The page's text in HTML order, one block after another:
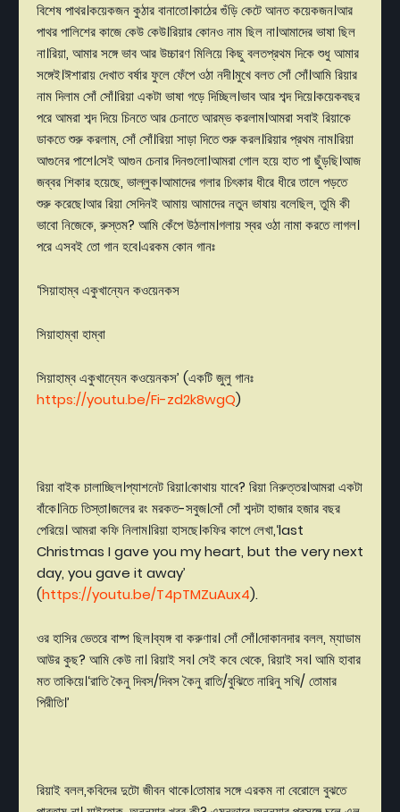
বিশেষপাথর।কয়েকজনকুঠারবানাতো।কাঠেরগুঁড়িকেটেআনতকয়েকজন।আর
পাথরপালিশেরকাজেকেউকেউ।রিয়ারকোনওনামছিলনা।আমাদেরভাষাছিল
না।রিয়া, আমারসঙ্গেভাবআরউচ্চারণমিলিয়েকিছুবলতপ্রথমদিকেশুধুআমার
সঙ্গেই।ঈশারায়দেখাতবর্ষারফুলেফেঁপেওঠানদী।মুখেবলতসোঁসোঁ।আমিরিয়ার
নামদিলামসোঁসোঁ।রিয়াএকটাভাষাগড়েদিচ্ছিল।ভাবআরশব্দদিয়ে।কয়েকবছর
পরেআমরাশব্দদিয়েচিনতেআরচেনাতেআরম্ভকরলাম।আমরাসবাইরিয়াকে
ডাকতেশুরুকরলাম, সোঁসোঁ।রিয়াসাড়াদিতেশুরুকরল।রিয়ারপ্রথমনাম।রিয়া
আগুনেরপাশে।সেইআগুনচেনারদিনগুলো।আমরাগোলহয়েহাতপাছুঁড়ছি।আজ
জব্বরশিকারহয়েছে, ভাল্লুক।আমাদেরগলারচিৎকারধীরেধীরেতালেপড়তে
শুরুকরেছে।আররিয়াসেদিনইআমায়আমাদেরনতুনভাষায়বলেছিল,তুমিকী
ভাবোনিজেকে,রুস্তম? আমিকেঁপেউঠলাম।গলায়স্বরওঠানামাকরতেলাগল।
পরেএসবইতোগানহবে।এরকমকোনগানঃ
‘সিয়াহাম্বএকুখান্যেনকওয়েনকস
সিয়াহাম্বাহাম্বা
সিয়াহাম্বএকুখান্যেনকওয়েনকস’ (একটিজুলুগানঃ
https://youtu.be/Fi-zd2k8wgQ)
রিয়াবাইকচালাচ্ছিল।প্যাশনেটরিয়া।কোথায়যাবে? রিয়ানিরুত্তর।আমরাএকটা
বাঁকে।নিচেতিস্তা।জলেররং মরকত-সবুজ।সোঁসোঁশব্দটাহাজারহজারবছর
পেরিয়ে।আমরাকফিনিলাম।রিয়াহাসছে।কফিরকাপেলেখা,‘last
Christmas I gave you my heart, but the very next
day, you gave it away’
(https://youtu.be/T4pTMZuAux4).
ওরহাসিরভেতরেবাষ্পছিল।ব্যঙ্গবাকরুণার।সোঁসোঁ।দোকানদারবলল,ম্যাডাম
আউরকুছ? আমিকেউনা।রিয়াইসব।সেইকবেথেকে, রিয়াইসব।আমিহাবার
মততাকিয়ে।‘রাতিকৈনুদিবস/দিবসকৈনুরাতি/বুঝিতেনারিনুসখি/তোমার
পিরীতি।’
রিয়াইবলল,কবিদেরদুটোজীবনথাকে।তোমারসঙ্গেএরকমনাবেরোলেবুঝতে